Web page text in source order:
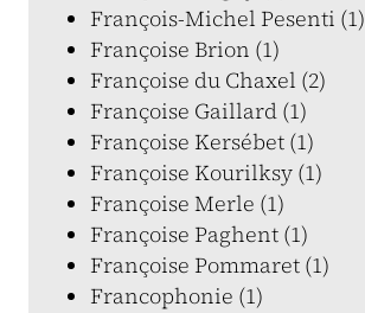
François-Michel Pesenti (1)
Françoise Brion (1)
Françoise du Chaxel (2)
Françoise Gaillard (1)
Françoise Kersébet (1)
Françoise Kourilksy (1)
Françoise Merle (1)
Françoise Paghent (1)
Françoise Pommaret (1)
Francophonie (1)